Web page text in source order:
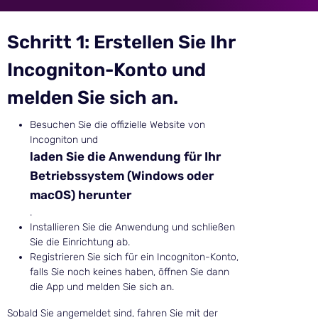
Schritt 1: Erstellen Sie Ihr
Incogniton-Konto und
melden Sie sich an.
Besuchen Sie die offizielle Website von
Incogniton und
laden Sie die Anwendung für Ihr
Betriebssystem (Windows oder
macOS) herunter
.
Installieren Sie die Anwendung und schließen
Sie die Einrichtung ab.
Registrieren Sie sich für ein Incogniton-Konto,
falls Sie noch keines haben, öffnen Sie dann
die App und melden Sie sich an.
Sobald Sie angemeldet sind, fahren Sie mit der